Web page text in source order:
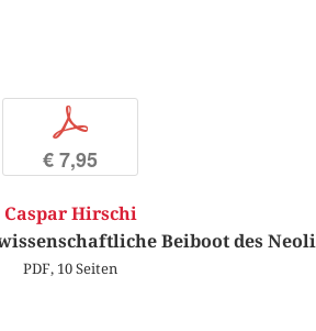
p
€ 7,95
Caspar Hirschi
Beiboot des
PDF, 10 Seiten